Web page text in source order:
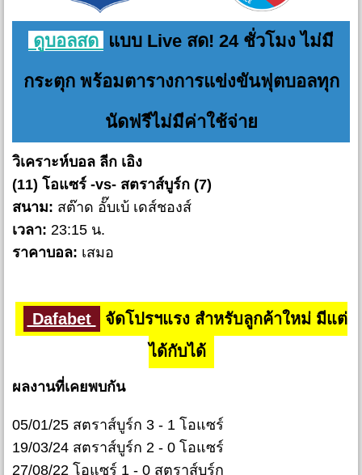
ดูบอลสด แบบ Live สด! 24 ชั่วโมง ไม่มี
กระตุก พร้อมตารางการแข่งขันฟุตบอลทุก
นัดฟรีไม่มีค่าใช้จ่าย
วิเคราะห์บอล ลีก เอิง
(11) โอแซร์ -vs- สตราส์บูร์ก (7)
สนาม: สต๊าด อั๊บเบ้ เดส์ชองส์
เวลา: 23:15 น.
ราคาบอล: เสมอ
Dafabet
จัดโปรฯแรง สำหรับลูกค้าใหม่ มีแต่
ได้กับได้
ผลงานที่เคยพบกัน
05/01/25 สตราส์บูร์ก 3 - 1 โอแซร์
19/03/24 สตราส์บูร์ก 2 - 0 โอแซร์
27/08/22 โอแซร์ 1 - 0 สตราส์บูร์ก